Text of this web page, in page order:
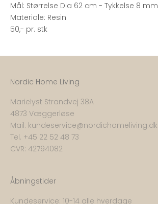
Mål: Størrelse Dia 62 cm - Tykkelse 8 mm
Materiale: Resin
50,- pr. stk
Nordic Home Living
Marielyst Strandvej 38A
4873 Væggerløse
Mail: kundeservice@nordichomeliving.dk
Tel. +45 22 52 48 73
CVR: 42794082
Åbningstider
Kundeservice: 10-14 alle hverdage